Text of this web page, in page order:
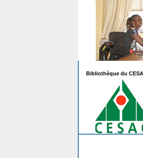
Bibliothèque du